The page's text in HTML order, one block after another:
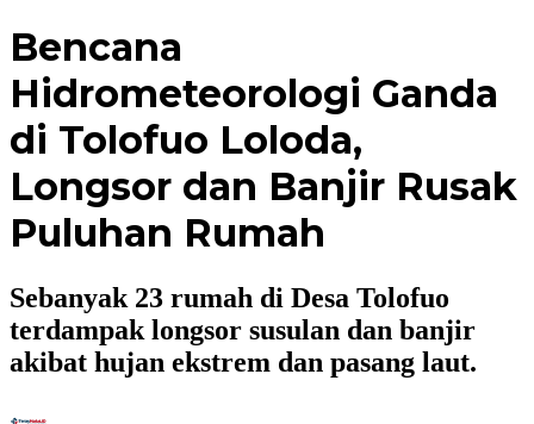
Bencana
Hidrometeorologi Ganda
di Tolofuo Loloda,
Longsor dan Banjir Rusak
Puluhan Rumah
Sebanyak 23 rumah di Desa Tolofuo
terdampak longsor susulan dan banjir
akibat hujan ekstrem dan pasang laut.